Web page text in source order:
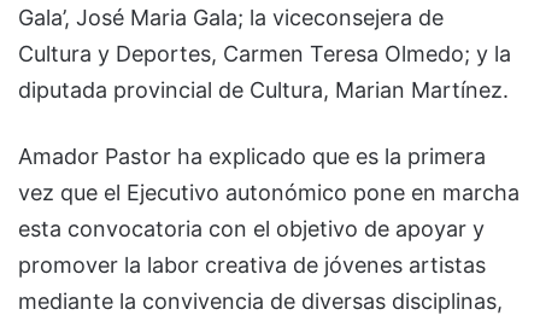
Gala’, José Maria Gala; la viceconsejera de
Cultura y Deportes, Carmen Teresa Olmedo; y la
diputada provincial de Cultura, Marian Martínez.
Amador Pastor ha explicado que es la primera
vez que el Ejecutivo autonómico pone en marcha
esta convocatoria con el objetivo de apoyar y
promover la labor creativa de jóvenes artistas
mediante la convivencia de diversas disciplinas,